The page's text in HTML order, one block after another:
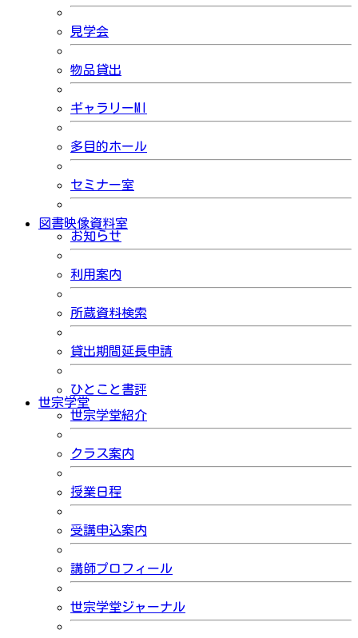
見学会
物品貸出
ギャラリーMI
多目的ホール
セミナー室
図書映像資料室
お知らせ
利用案内
所蔵資料検索
貸出期間延長申請
ひとこと書評
世宗学堂
世宗学堂紹介
クラス案内
授業日程
受講申込案内
講師プロフィール
世宗学堂ジャーナル